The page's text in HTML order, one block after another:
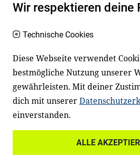
Newsletter
Facebook
Wir respektieren deine
Technische Cookies
Diese Webseite verwendet
bestmögliche Nutzung unserer
gewährleisten. Mit deiner
dich mit unserer
einverstanden.
ALLE